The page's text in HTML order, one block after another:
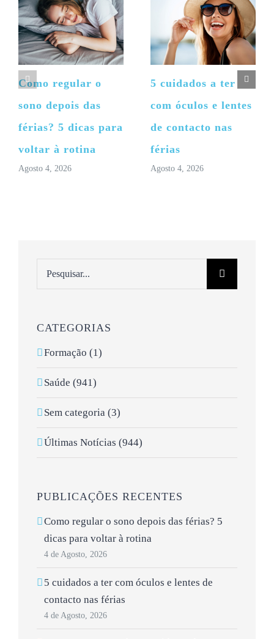
Como regular o
sono depois das
férias? 5 dicas para
voltar à rotina
Agosto 4, 2026
5 cuidados a ter
com óculos e lentes
de contacto nas
férias
Agosto 4, 2026
CATEGORIAS
Formação (1)
Saúde (941)
Sem categoria (3)
Últimas Notícias (944)
PUBLICAÇÕES RECENTES
Como regular o sono depois das férias? 5
dicas para voltar à rotina
4 de Agosto, 2026
5 cuidados a ter com óculos e lentes de
contacto nas férias
4 de Agosto, 2026